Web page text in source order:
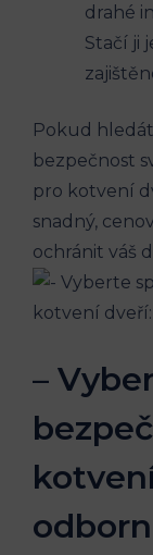
drahé
Stačí ji
Pokud
bezpečnost
pro kotvení
snadný,
ochránit váš
–